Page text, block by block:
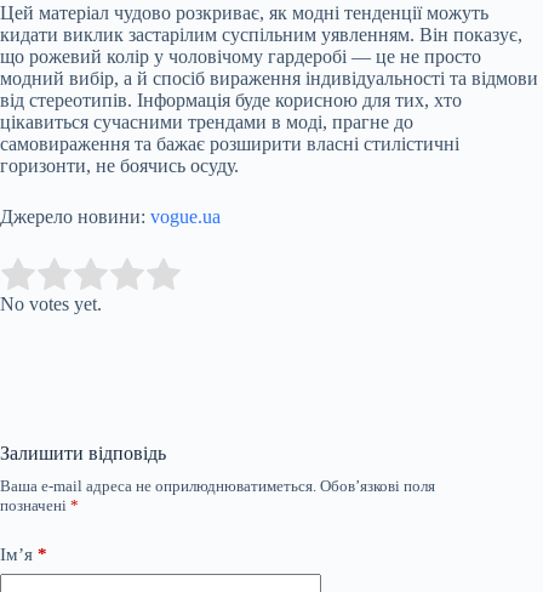
Цей матеріал чудово розкриває, як модні тенденції можуть
кидати виклик застарілим суспільним уявленням. Він показує,
що рожевий колір у чоловічому гардеробі — це не просто
модний вибір, а й спосіб вираження індивідуальності та відмови
від стереотипів. Інформація буде корисною для тих, хто
цікавиться сучасними трендами в моді, прагне до
самовираження та бажає розширити власні стилістичні
горизонти, не боячись осуду.
Джерело новини: vogue.ua
Rate this item:
No votes yet.
Залишити відповідь
Ваша e-mail адреса не оприлюднюватиметься. Обов’язкові поля
позначені *
Ім’я *